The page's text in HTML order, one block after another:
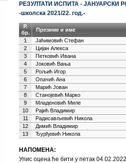
РЕЗУЛТАТИ ИСПИТА - ЈАНУАРСКИ
-школска 2021/22. год.-
Р.
бр.
Презиме и име
1
Јаћимовић Стефан
2
Цијан Алекса
3
Петковић Ивана
4
Јоковић Вања
5
Рољић Игор
6
Опачић Ана
7
Марић Јован
8
Станојевић Марко
9
Младеновић Миле
10
Рајић Владимир
11
Радисављевић Никола
12
Димић Владимир
13
Ђурђевић Никола
НАПОМЕНА:
Упис оцена ће бити у петак